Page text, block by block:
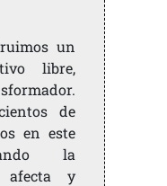
un
libre,
de
en este
la
afecta y